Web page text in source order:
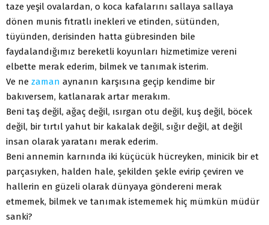
taze yeşil ovalardan, o koca kafalarını sallaya sallaya
dönen munis fıtratlı inekleri ve etinden, sütünden,
tüyünden, derisinden hatta gübresinden bile
faydalandığımız bereketli koyunları hizmetimize vereni
elbette merak ederim, bilmek ve tanımak isterim.
Ve ne zaman aynanın karşısına geçip kendime bir
bakıversem, katlanarak artar merakım.
Beni taş değil, ağaç değil, ısırgan otu değil, kuş değil, böcek
değil, bir tırtıl yahut bir kakalak değil, sığır değil, at değil
insan olarak yaratanı merak ederim.
Beni annemin karnında iki küçücük hücreyken, minicik bir et
parçasıyken, halden hale, şekilden şekle evirip çeviren ve
hallerin en güzeli olarak dünyaya göndereni merak
etmemek, bilmek ve tanımak istememek hiç mümkün müdür
sanki?